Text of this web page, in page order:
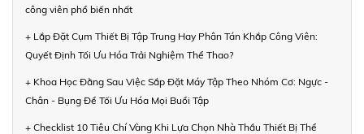
công viên phổ biến nhất
+ Lắp Đặt Cụm Thiết Bị Tập Trung Hay Phân Tán Khắp Công Viên:
Quyết Định Tối Ưu Hóa Trải Nghiệm Thể Thao?
+ Khoa Học Đằng Sau Việc Sắp Đặt Máy Tập Theo Nhóm Cơ: Ngực -
Chân - Bụng Để Tối Ưu Hóa Mọi Buổi Tập
+ Checklist 10 Tiêu Chí Vàng Khi Lựa Chọn Nhà Thầu Thiết Bị Thể